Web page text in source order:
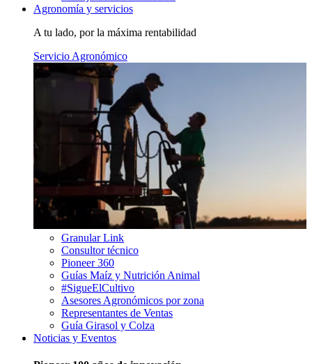
Agronomía y servicios
A tu lado, por la máxima rentabilidad
Servicio Agronómico
Granular Link
Consultor técnico
Pioneer 360
Guías Maíz y Nutrición Animal
#SigueElCultivo
Asesores Agronómicos por zona
Representantes de Ventas
Guía Girasol y Colza
Noticias y Eventos